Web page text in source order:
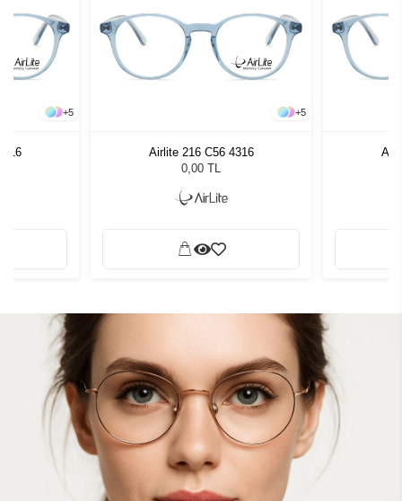
+5 +5
Airlite 216 C56 4316
0,00 TL